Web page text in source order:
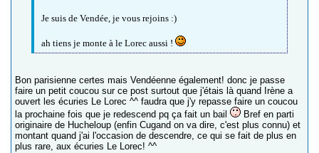
Je suis de Vendée, je vous rejoins :)
ah tiens je monte à le Lorec aussi !
Bon parisienne certes mais Vendéenne également! donc je passe
faire un petit coucou sur ce post surtout que j'étais là quand Irène a
ouvert les écuries Le Lorec ^^ faudra que j'y repasse faire un coucou
la prochaine fois que je redescend pq ça fait un bail
Bref en parti
originaire de Hucheloup (enfin Cugand on va dire, c'est plus connu) et
montant quand j'ai l'occasion de descendre, ce qui se fait de plus en
plus rare, aux écuries Le Lorec! ^^